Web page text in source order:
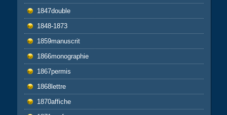
1847double
1848-1873
1859manuscrit
1866monographie
1867permis
1868lettre
1870affiche